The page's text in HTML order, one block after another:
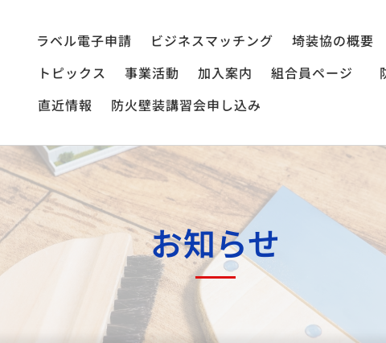
ラベル電子申請 ビジネスマッチング 埼装協の概要
トピックス
事業活動 加入案内 組合員ページ
直近情報
防火壁装講習会申し込み
お知らせ